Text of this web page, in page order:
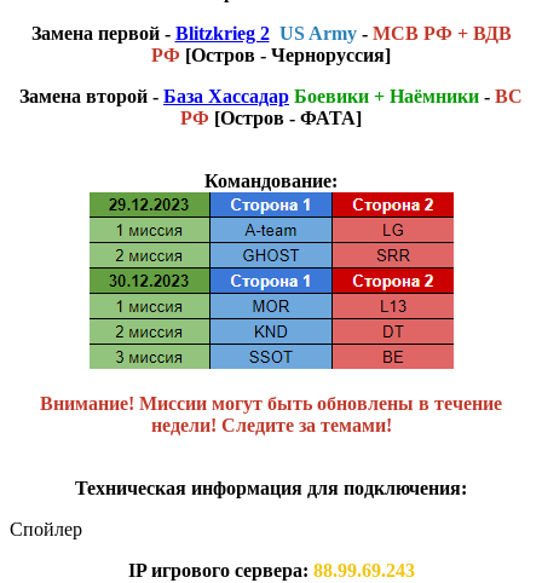
Замена первой - Blitzkrieg 2 US Army- МСВ РФ + ВДВ
РФ [Остров - Черноруссия]
Замена второй - База Хассадар Боевики + Наёмники - ВС
РФ [Остров - ФАТА]
Командование:
Внимание! Миссии могут быть обновлены в течение
недели! Следите за темами!
Техническая информация для подключения:
Спойлер
IP игрового сервера: 88.99.69.243